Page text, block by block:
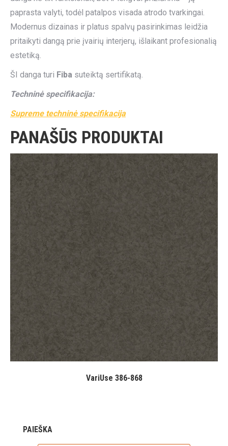
paprasta valyti, todėl patalpos visada atrodo tvarkingai.
Modernus dizainas ir platus spalvų pasirinkimas leidžia
pritaikyti dangą prie įvairių interjerų, išlaikant profesionalią
estetiką.
ŠI danga turi Fiba suteiktą sertifikatą.
Techninė specifikacija:
Supreme techninė specifikacija
PANAŠŪS PRODUKTAI
VariUse 386-868
PAIEŠKA